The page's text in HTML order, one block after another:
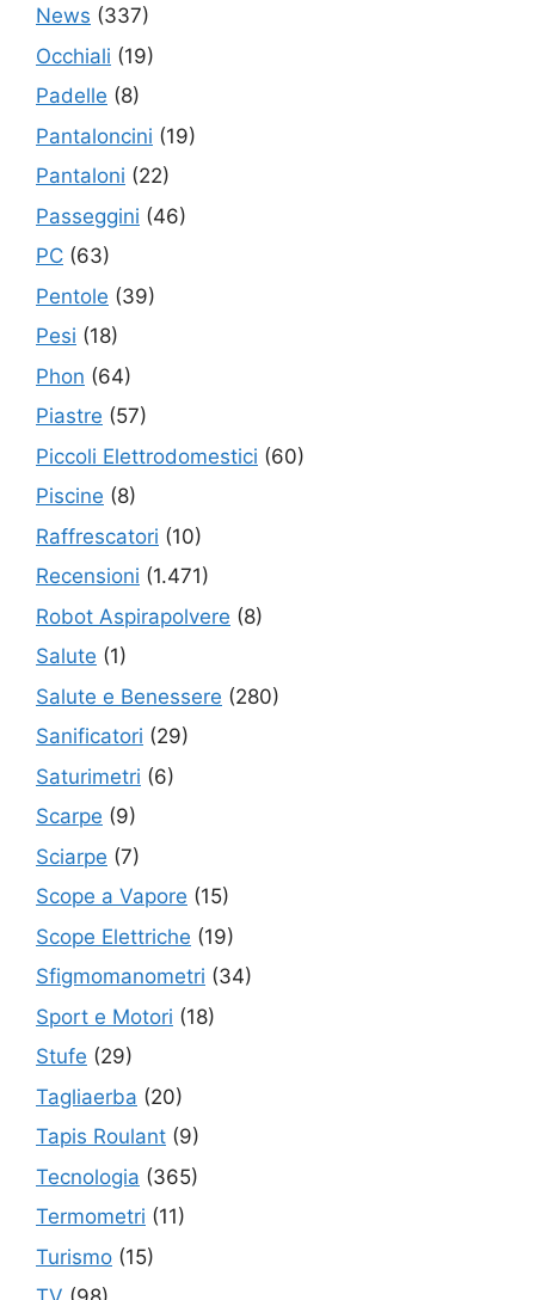
News (337)
Occhiali (19)
Padelle (8)
Pantaloncini (19)
Pantaloni (22)
Passeggini (46)
PC (63)
Pentole (39)
Pesi (18)
Phon (64)
Piastre (57)
Piccoli Elettrodomestici (60)
Piscine (8)
Raffrescatori (10)
Recensioni (1.471)
Robot Aspirapolvere (8)
Salute (1)
Salute e Benessere (280)
Sanificatori (29)
Saturimetri (6)
Scarpe (9)
Sciarpe (7)
Scope a Vapore (15)
Scope Elettriche (19)
Sfigmomanometri (34)
Sport e Motori (18)
Stufe (29)
Tagliaerba (20)
Tapis Roulant (9)
Tecnologia (365)
Termometri (11)
Turismo (15)